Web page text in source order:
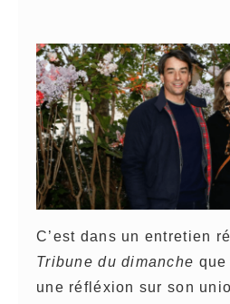
C’est dans un entretien
Tribune du dimanche
une réfléxion sur son